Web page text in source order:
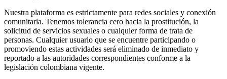
Nuestra plataforma es estrictamente para redes sociales y conexión
comunitaria. Tenemos tolerancia cero hacia la prostitución, la
solicitud de servicios sexuales o cualquier forma de trata de
personas. Cualquier usuario que se encuentre participando o
promoviendo estas actividades será eliminado de inmediato y
reportado a las autoridades correspondientes conforme a la
legislación colombiana vigente.